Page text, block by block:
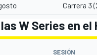
Carrera 3
W Series en
SESIÓN